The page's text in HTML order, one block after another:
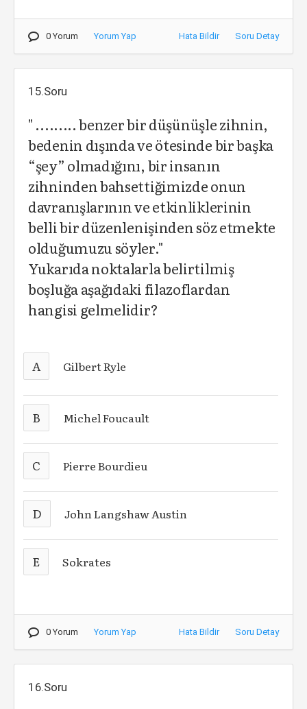
0 Yorum Yorum Yap Hata Bildir Soru Detay
15.Soru
" ......... benzer bir düşünüşle zihnin,
bedenin dışında ve ötesinde bir başka
“şey” olmadığını, bir insanın
zihninden bahsettiğimizde onun
davranışlarının ve etkinliklerinin
belli bir düzenlenişinden söz etmekte
olduğumuzu söyler."
Yukarıda noktalarla belirtilmiş
boşluğa aşağıdaki filazoflardan
hangisi gelmelidir?
A Gilbert Ryle
B Michel Foucault
C Pierre Bourdieu
D John Langshaw Austin
E Sokrates
0 Yorum Yorum Yap Hata Bildir Soru Detay
16.Soru